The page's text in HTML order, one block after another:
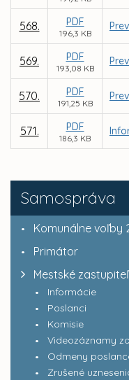
Samospráva
Komunálne voľby
Primátor
Mestské
Informácie
Poslanci
Komisie
Videozáznamy
Odmeny
Zrušené
568. PDF
196,3 KB
569. PDF
193,08 KB
570. PDF
191,25 KB
571. PDF
186,3 KB